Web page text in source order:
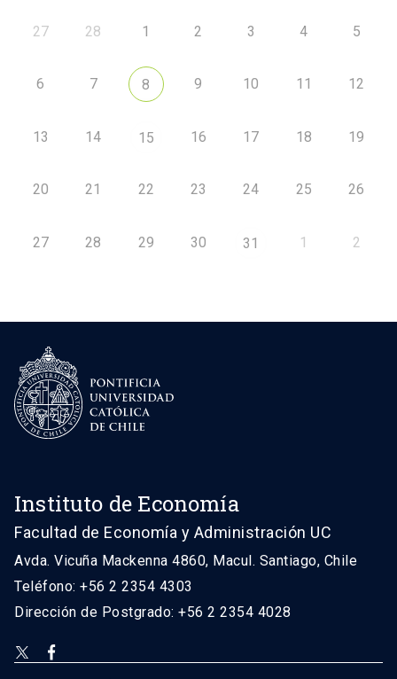
27 28 1 2 3 4 5
6 7 8 9 10 11 12
13 14 15 16 17 18 19
20 21 22 23 24 25 26
27 28 29 30 31 1 2
Instituto de Economía
Facultad de Economía y Administración UC
Avda. Vicuña Mackenna 4860, Macul. Santiago, Chile
Teléfono: +56 2 2354 4303
Dirección de Postgrado: +56 2 2354 4028